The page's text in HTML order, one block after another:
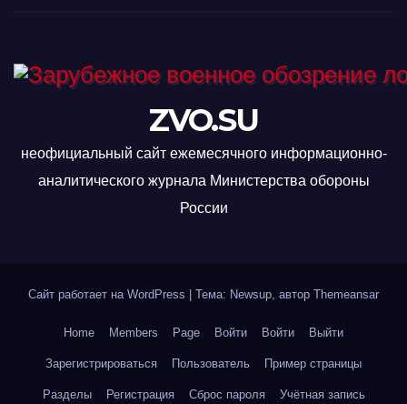
ZVO.SU
неофициальный сайт ежемесячного информационно-
аналитического журнала Министерства обороны
России
Сайт работает на WordPress Тема: Newsup, автор Themeansar
Home Members Page Войти Войти Выйти
Зарегистрироваться Пользователь Пример страницы
Разделы Регистрация Сброс пароля Учётная запись